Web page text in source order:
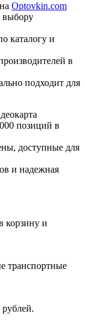
Optovkin.com
каталогу и
в
подходит для
позиций в
доступные для
и надежная
корзину и
транспортные
рублей.